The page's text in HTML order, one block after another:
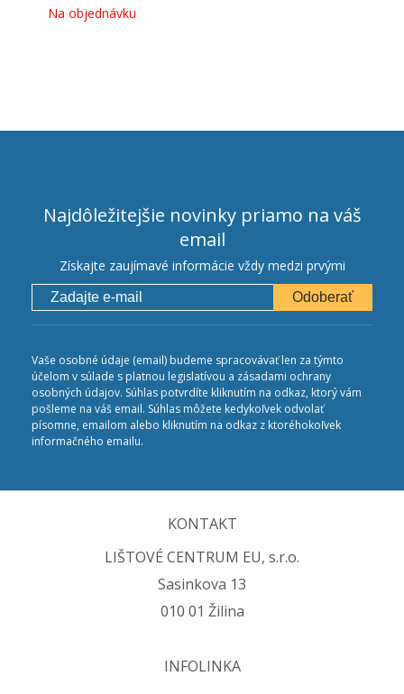
Na objednávku
Najdôležitejšie novinky priamo na váš
email
Získajte zaujímavé informácie vždy medzi prvými
Odoberať
Vaše osobné údaje (email) budeme spracovávať len za týmto
účelom v súlade s platnou legislatívou a zásadami ochrany
osobných údajov. Súhlas potvrdíte kliknutím na odkaz, ktorý vám
pošleme na váš email. Súhlas môžete kedykoľvek odvolať
písomne, emailom alebo kliknutím na odkaz z ktoréhokoľvek
informačného emailu.
KONTAKT
LIŠTOVÉ CENTRUM EU, s.r.o.
Sasinkova 13
010 01 Žilina
INFOLINKA